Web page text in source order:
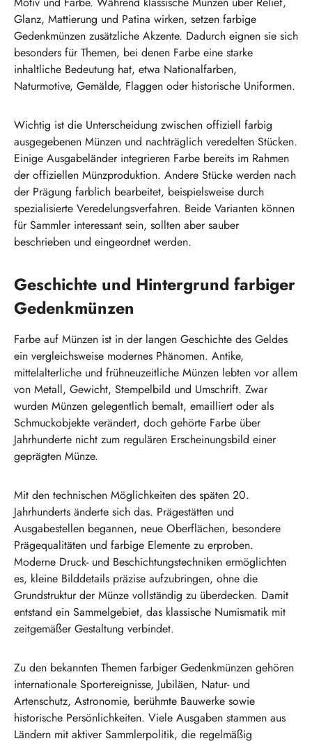
Glanz, Mattierung und Patina wirken, setzen farbige
Gedenkmünzen zusätzliche Akzente. Dadurch eignen sie sich
besonders für Themen, bei denen Farbe eine starke
inhaltliche Bedeutung hat, etwa Nationalfarben,
Naturmotive, Gemälde, Flaggen oder historische Uniformen.
Wichtig ist die Unterscheidung zwischen offiziell farbig
ausgegebenen Münzen und nachträglich veredelten Stücken.
Einige Ausgabeländer integrieren Farbe bereits im Rahmen
der offiziellen Münzproduktion. Andere Stücke werden nach
der Prägung farblich bearbeitet, beispielsweise durch
spezialisierte Veredelungsverfahren. Beide Varianten können
für Sammler interessant sein, sollten aber sauber
beschrieben und eingeordnet werden.
Geschichte und Hintergrund farbiger
Gedenkmünzen
Farbe auf Münzen ist in der langen Geschichte des Geldes
ein vergleichsweise modernes Phänomen. Antike,
mittelalterliche und frühneuzeitliche Münzen lebten vor allem
von Metall, Gewicht, Stempelbild und Umschrift. Zwar
wurden Münzen gelegentlich bemalt, emailliert oder als
Schmuckobjekte verändert, doch gehörte Farbe über
Jahrhunderte nicht zum regulären Erscheinungsbild einer
geprägten Münze.
Mit den technischen Möglichkeiten des späten 20.
Jahrhunderts änderte sich das. Prägestätten und
Ausgabestellen begannen, neue Oberflächen, besondere
Prägequalitäten und farbige Elemente zu erproben.
Moderne Druck- und Beschichtungstechniken ermöglichten
es, kleine Bilddetails präzise aufzubringen, ohne die
Grundstruktur der Münze vollständig zu überdecken. Damit
entstand ein Sammelgebiet, das klassische Numismatik mit
zeitgemäßer Gestaltung verbindet.
Zu den bekannten Themen farbiger Gedenkmünzen gehören
internationale Sportereignisse, Jubiläen, Natur- und
Artenschutz, Astronomie, berühmte Bauwerke sowie
historische Persönlichkeiten. Viele Ausgaben stammen aus
Ländern mit aktiver Sammlerpolitik, die regelmäßig